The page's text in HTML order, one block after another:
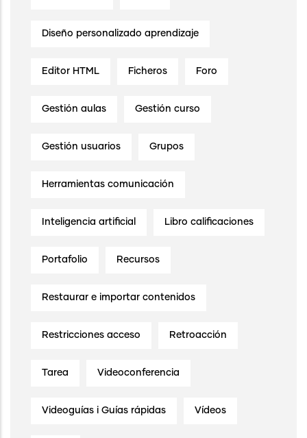
Diseño personalizado aprendizaje
Editor HTML Ficheros Foro
Gestión aulas Gestión curso
Gestión usuarios Grupos
Herramientas comunicación
Inteligencia artificial Libro calificaciones
Portafolio Recursos
Restaurar e importar contenidos
Restricciones acceso Retroacción
Tarea Videoconferencia
Videoguías i Guías rápidas Vídeos